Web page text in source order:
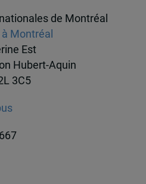
de Montréal
Montréal
Est
Hubert-Aquin
3C5